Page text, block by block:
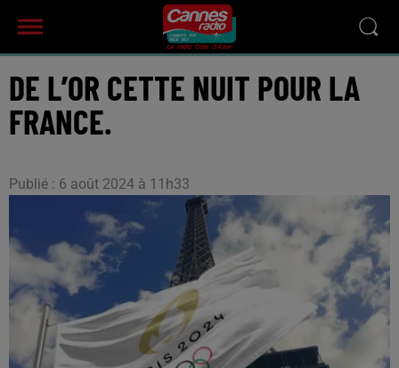
DE L’OR CETTE NUIT POUR LA
FRANCE.
Publié : 6 août 2024 à 11h33